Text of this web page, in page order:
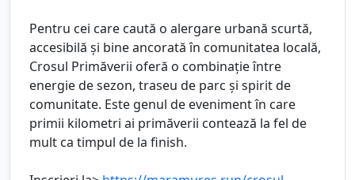
Pentru cei care caută o alergare urbană scurtă,
accesibilă și bine ancorată în comunitatea locală,
Crosul Primăverii oferă o combinație între
energie de sezon, traseu de parc și spirit de
comunitate. Este genul de eveniment în care
primii kilometri ai primăverii contează la fel de
mult ca timpul de la finish.